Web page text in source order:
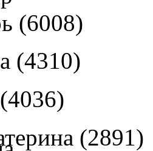
(6008)
(4310)
(2891)